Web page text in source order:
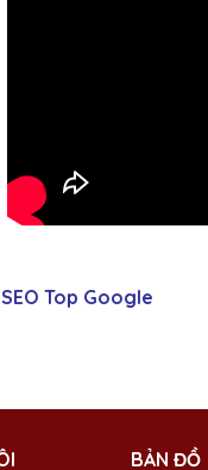
SEO Top Google
BẢN ĐỒ